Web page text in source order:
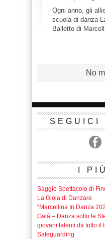
Ogni anno, gli
scuola di danza
Balletto di
I
Saggio Spettacolo di
La Gioia di Danzare
“Marcellina In Danza
Galà – Danza sotto le
giovani talenti da tutto il
Safeguarding
Ripartono i corsi di
accademico 2025/2026
Saggio Spettacolo di
altre Danza…”